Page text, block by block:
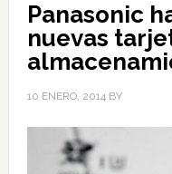
Panasonic
nuevas
10 ENERO, 2014BY